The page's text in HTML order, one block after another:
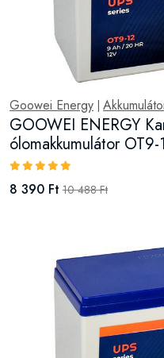
Goowei Energy
GOOWEI ENERGY
ólomakkumulátor
8 390 Ft 10 488 Ft